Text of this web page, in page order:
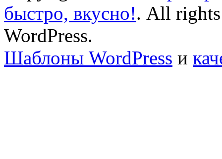
быстро, вкусно!. All rights
WordPress.
Шаблоны WordPress и